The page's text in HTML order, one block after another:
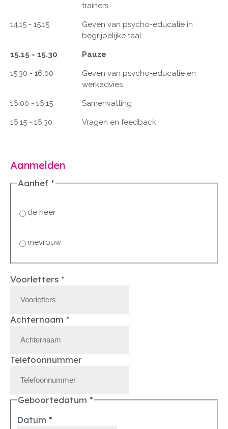
trainers
14.15 - 15.15
Geven van psycho-educatie in
begrijpelijke taal
15.15 - 15.30 Pauze
15.30 - 16.00
Geven van psycho-educatie en
werkadvies
16.00 - 16.15 Samenvatting
16.15 - 16.30 Vragen en feedback
Aanmelden
Aanhef*
de heer
mevrouw
Voorletters *
Achternaam *
Telefoonnummer
Geboortedatum*
Datum*